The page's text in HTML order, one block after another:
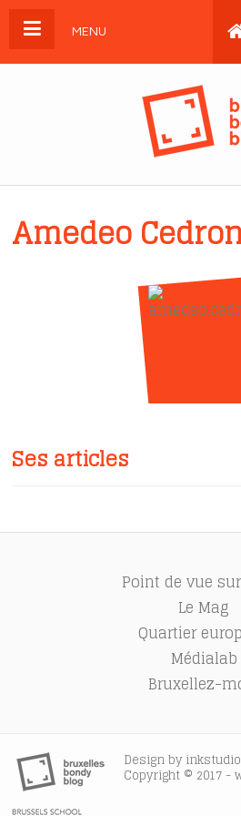
MENU
Amedeo
Ses articles
Point de vue
Le Mag
Quartier
Médialab
Bruxellez-
Design by inkstudio
Copyright © 2017 -